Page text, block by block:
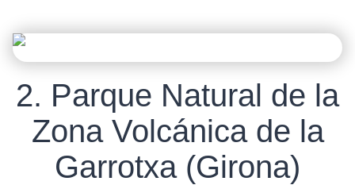
2. Parque Natural de la
Zona Volcánica de la
Garrotxa (Girona)